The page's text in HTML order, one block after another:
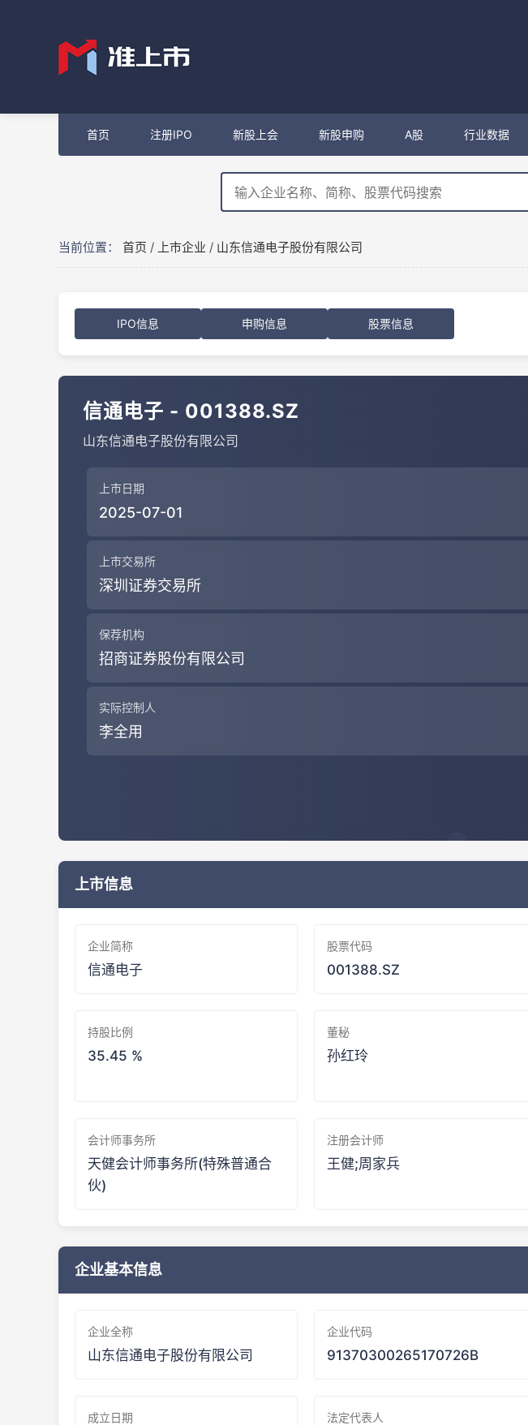
首页 注册IPO 新股上会 新股申购 A股 行业数据
当前位置： 首页 / 上市企业 / 山东信通电子股份有限公司
IPO信息 申购信息 股票信息
信通电子 - 001388.SZ
山东信通电子股份有限公司
上市日期
2025-07-01
上市交易所
深圳证券交易所
保荐机构
招商证券股份有限公司
实际控制人
李全用
上市信息
企业简称
信通电子
股票代码
001388.SZ
持股比例
35.45 %
董秘
孙红玲
会计师事务所
天健会计师事务所(特殊普通合
伙)
注册会计师
王健;周家兵
企业基本信息
企业全称
山东信通电子股份有限公司
企业代码
91370300265170726B
成立日期 法定代表人